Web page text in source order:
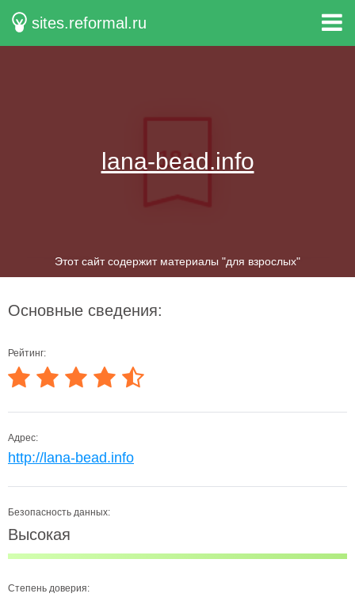
sites.reformal.ru
lana-bead.info
Этот сайт содержит материалы "для взрослых"
Основные сведения:
Рейтинг:
Адрес:
http://lana-bead.info
Безопасность данных:
Высокая
Степень доверия: